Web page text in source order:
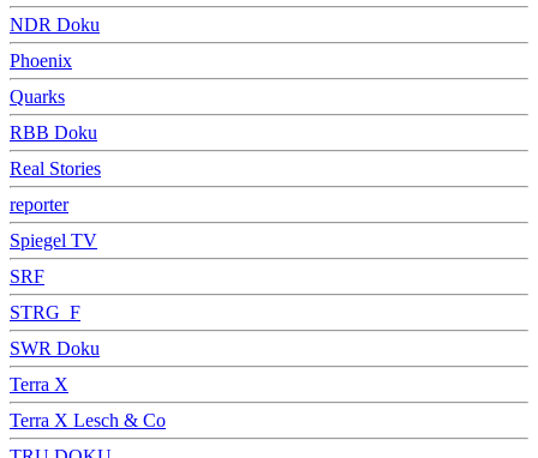
NDR Doku
Phoenix
Quarks
RBB Doku
Real Stories
reporter
Spiegel TV
SRF
STRG_F
SWR Doku
Terra X
Terra X Lesch & Co